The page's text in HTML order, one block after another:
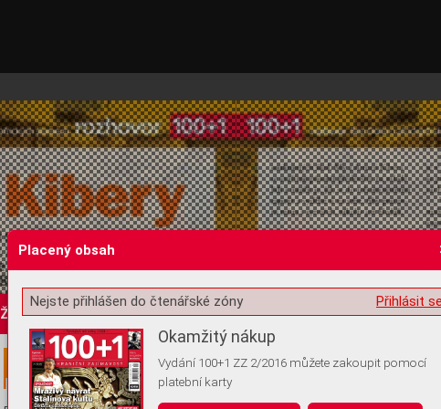
Žádost o souhlas s ukládáním volitelných informací
Placený obsah
Přihlásit
Nejste přihlášen do čtenářské zóny
Okamžitý nákup
Vydání 100+1 ZZ 2/2016 můžete zakoupit pomocí
platební karty